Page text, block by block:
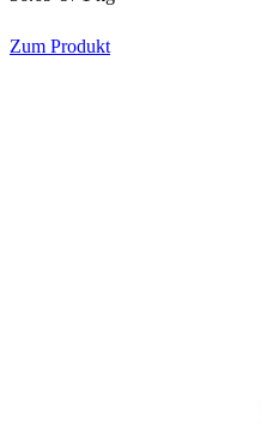
Zum Produkt